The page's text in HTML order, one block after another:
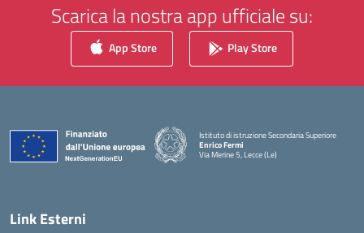
Scarica la nostra app ufficiale su:
App Store Play Store
Istituto di istruzione Secondaria Superiore
Enrico Fermi
Via Merine 5, Lecce (Le)
Link Esterni